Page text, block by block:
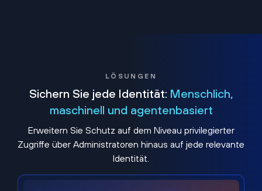
LÖSUNGEN
Sichern Sie jede Identität: Menschlich,
maschinell und agentenbasiert
Erweitern Sie Schutz auf dem Niveau privilegierter
Zugriffe über Administratoren hinaus auf jede relevante
Identität.